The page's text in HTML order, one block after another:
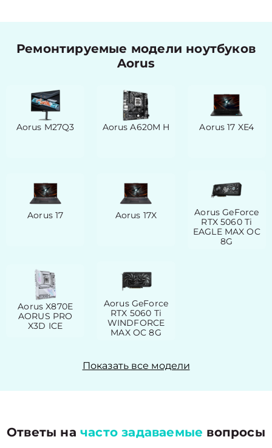
Ремонтируемые модели ноутбуков
Aorus
Aorus M27Q3 Aorus A620M H Aorus 17 XE4
Aorus 17 Aorus 17X
Aorus GeForce
RTX 5060 Ti
EAGLE MAX OC
8G
Aorus X870E
AORUS PRO
X3D ICE
Aorus GeForce
RTX 5060 Ti
WINDFORCE
MAX OC 8G
Показать все модели
Ответы начасто задаваемые вопросы